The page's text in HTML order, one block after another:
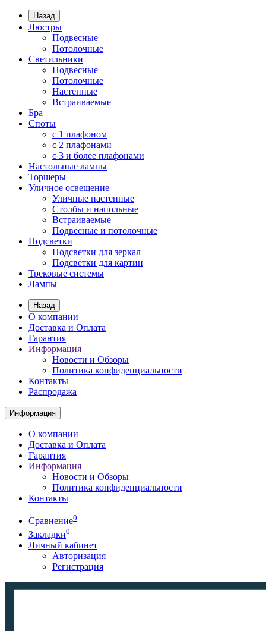
Назад
Люстры
Подвесные
Потолочные
Светильники
Подвесные
Потолочные
Настенные
Встраиваемые
Бра
Споты
с 1 плафоном
с 2 плафонами
с 3 и более плафонами
Настольные лампы
Торшеры
Уличное освещение
Уличные настенные
Столбы и напольные
Встраиваемые
Подвесные и потолочные
Подсветки
Подсветки для зеркал
Подсветки для картин
Трековые системы
Лампы
Назад
О компании
Доставка и Оплата
Гарантия
Информация
Новости и Обзоры
Политика конфиденциальности
Контакты
Распродажа
Информация
О компании
Доставка и Оплата
Гарантия
Информация
Новости и Обзоры
Политика конфиденциальности
Контакты
Сравнение0
Закладки0
Личный кабинет
Авторизация
Регистрация